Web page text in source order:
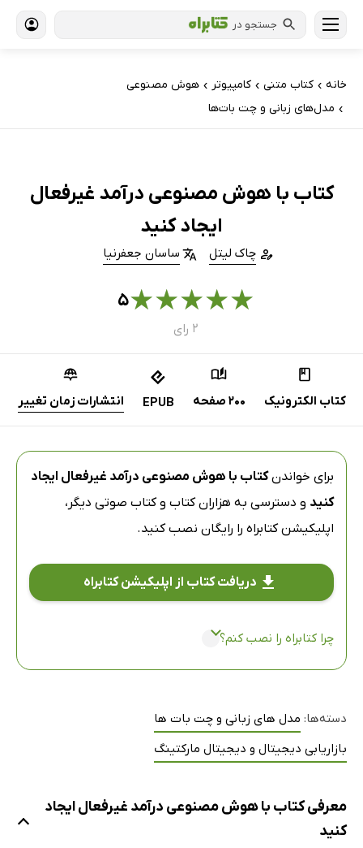
جستجو در
خانه › کتاب‌ متنی › کامپیوتر › هوش مصنوعی
› مدل‌های زبانی و چت بات‌ها
کتاب با هوش مصنوعی درآمد غیرفعال
ایجاد کنید
چاک لیتل ساسان جعفرنیا
★
★
★
★
★۵
۲ رای
کتاب الکترونیک 200 صفحه EPUB انتشارات زمان تغییر
برای خواندنکتاب با هوش مصنوعی درآمد غیرفعال ایجاد
کنید و دسترسی به هزاران کتاب و کتاب صوتی دیگر،
اپلیکیشن کتابراه را رایگان نصب کنید.
دریافت کتاب از اپلیکیشن کتابراه
چرا کتابراه را نصب کنم؟
دسته‌ها: مدل های زبانی و چت بات ها
بازاریابی دیجیتال و دیجیتال مارکتینگ
معرفی کتاب با هوش مصنوعی درآمد غیرفعال ایجاد
کنید